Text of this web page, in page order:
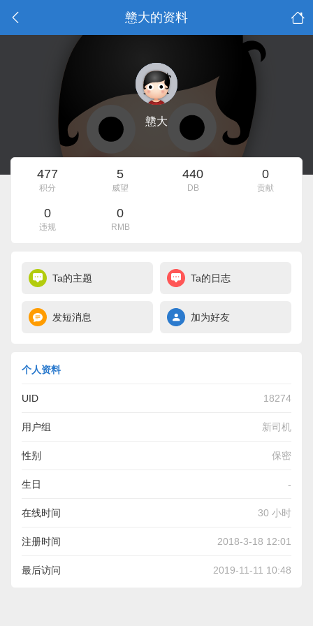
戆大的资料
戆大
477
积分
5
威望
440
DB
0
贡献
0
违规
0
RMB
Ta的主题 Ta的日志
发短消息 加为好友
个人资料
UID 18274
用户组 新司机
性别 保密
生日 -
在线时间 30 小时
注册时间 2018-3-18 12:01
最后访问 2019-11-11 10:48